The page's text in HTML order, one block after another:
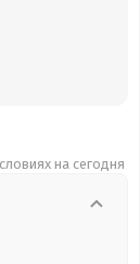
на сегодня